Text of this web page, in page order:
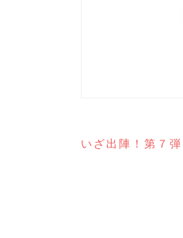
投
いざ出陣！第７